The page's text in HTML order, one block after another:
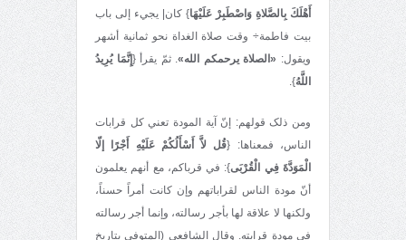
أَهْلَكَ بِالصَّلاةِ وَاصْطَبِرْ عَلَيْهَا} کان| يجيء إلی باب
بيت فاطمة÷ وقت صلاة الغداة نحو ثمانية أشهر
ويقول: «الصلاة يرحمکم الله». ثمّ يقرأ {إِنَّمَا يُرِيدُ
اللَّهُ}.
ومن ذلک قولهم: إنّ آية المودة تعني کل قرابات
الناس، فمعناها: {قُل لاَّ أَسْأَلُكُمْ عَلَيْهِ أَجْرًا إلّا
الْمَوَدَّةَ فِي الْقُرْبَى}: في قرباکم، مع أنهم يعلمون
أنّ مودة الناس لقراباتهم وإن کانت أمراً حسناً،
ولکنها لا علاقة لها بأجر رسالته، وإنما أجر رسالته
في مودة قرابته. وقال الشافعي (المتوفى بتاريخ